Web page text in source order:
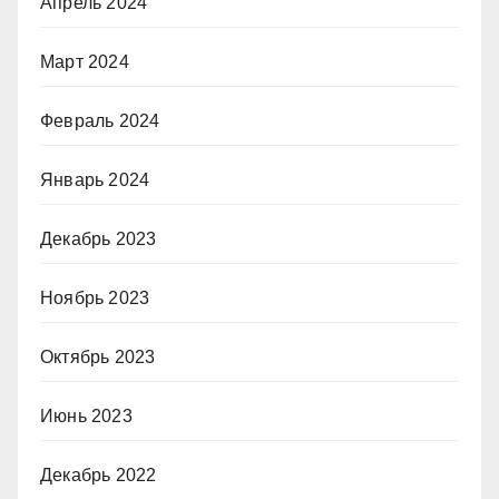
Март 2024
Февраль 2024
Январь 2024
Декабрь 2023
Ноябрь 2023
Октябрь 2023
Июнь 2023
Декабрь 2022